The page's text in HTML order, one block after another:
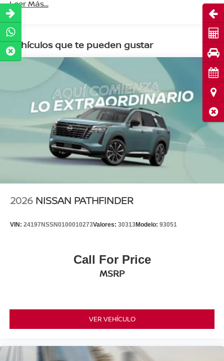
Leer Más...
Vehículos que te pueden gustar
2026 NISSAN PATHFINDER
VIN: 24197NSSN0100010273Valores: 30313Modelo: 93051
Call For Price
MSRP
VER VEHÍCULO